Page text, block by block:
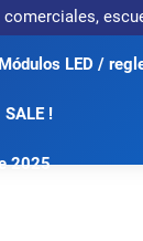
Módulos LED /
SALE !
2025